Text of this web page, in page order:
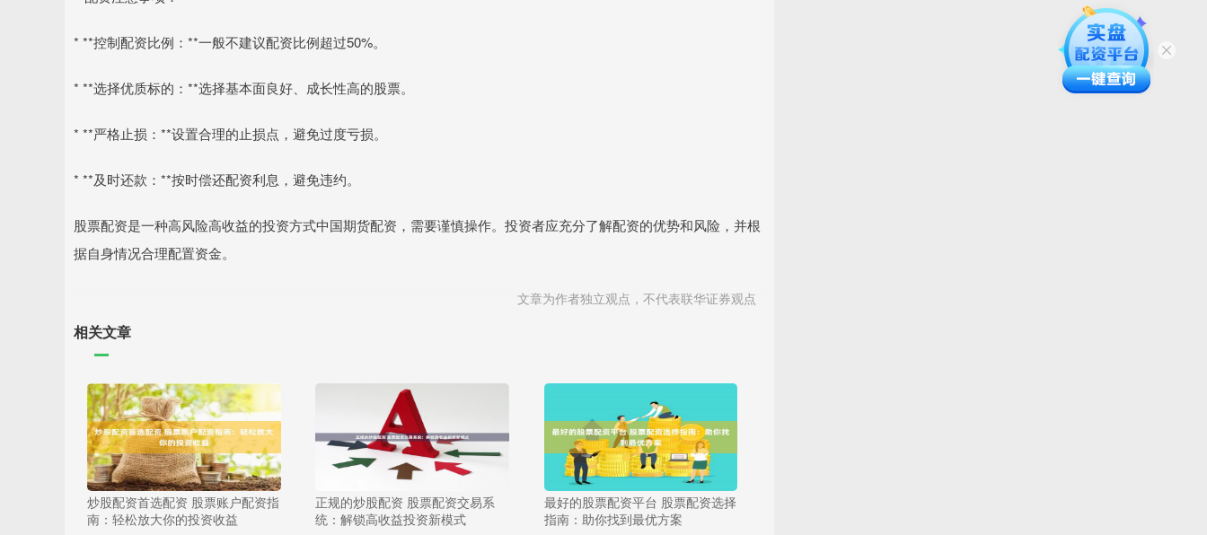
* **控制配资比例：**一般不建议配资比例超过50%。
* **选择优质标的：**选择基本面良好、成长性高的股票。
* **严格止损：**设置合理的止损点，避免过度亏损。
* **及时还款：**按时偿还配资利息，避免违约。
股票配资是一种高风险高收益的投资方式中国期货配资，需要谨慎操作。投资者应充分了解配资的优势和风险，并根
据自身情况合理配置资金。
文章为作者独立观点，不代表联华证券观点
相关文章
炒股配资首选配资 股票账户配资指
南：轻松放大你的投资收益
正规的炒股配资 股票配资交易系
统：解锁高收益投资新模式
最好的股票配资平台 股票配资选择
指南：助你找到最优方案